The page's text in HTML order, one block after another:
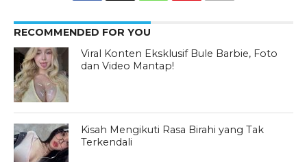
RECOMMENDED FOR YOU
Viral Konten Eksklusif Bule Barbie, Foto
dan Video Mantap!
Kisah Mengikuti Rasa Birahi yang Tak
Terkendali